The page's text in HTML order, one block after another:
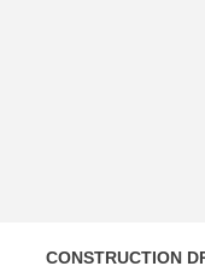
CONSTRUCTION